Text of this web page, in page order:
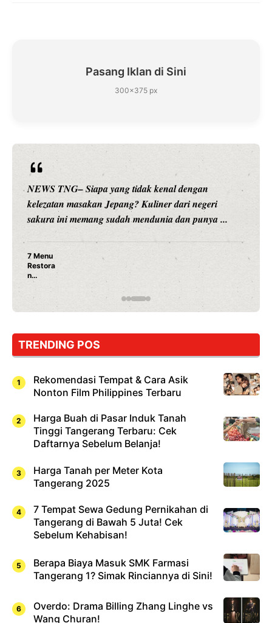
Pasang Iklan di Sini
300×375 px
NEWS TNG– Siapa sangka, dua nama besar di dunia
hiburan, Nunung Srimulat dan Vicky Prasetyo, kini
merambah dunia kuliner dengan ...
Nunung Srimulat & Vicky Prasetyo Buka Restoran
Rahasia Mami Bikin Nagih!
TRENDING POS
Rekomendasi Tempat & Cara Asik
Nonton Film Philippines Terbaru
Harga Buah di Pasar Induk Tanah
Tinggi Tangerang Terbaru: Cek
Daftarnya Sebelum Belanja!
Harga Tanah per Meter Kota
Tangerang 2025
7 Tempat Sewa Gedung Pernikahan di
Tangerang di Bawah 5 Juta! Cek
Sebelum Kehabisan!
Berapa Biaya Masuk SMK Farmasi
Tangerang 1? Simak Rinciannya di Sini!
Overdo: Drama Billing Zhang Linghe vs
Wang Churan!